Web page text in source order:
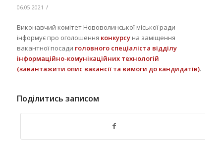
06.05.2021 /
Виконавчий комітет Нововолинської міської ради
інформує про оголошення конкурсуна заміщення
вакантної посади головного спеціаліста відділу
інформаційно-комунікаційних технологій
(завантажити опис вакансії та вимоги до кандидатів).
Поділитись записом